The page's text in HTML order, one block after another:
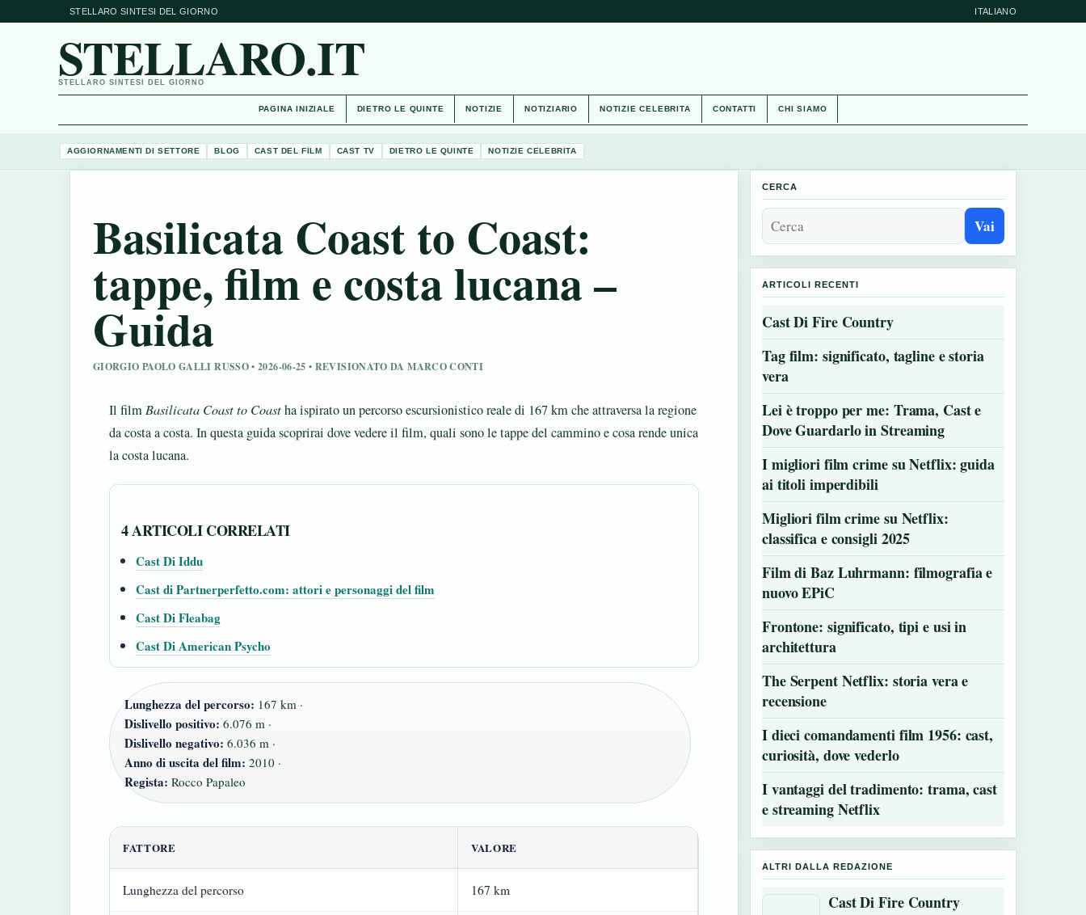
STELLARO SINTESI DEL GIORNO ITALIANO
STELLARO.IT
STELLARO SINTESI DEL GIORNO
PAGINA INIZIALE DIETRO LE QUINTE NOTIZIE NOTIZIARIO NOTIZIE CELEBRITA CONTATTI CHI SIAMO
AGGIORNAMENTI DI SETTORE BLOG CAST DEL FILM CAST TV DIETRO LE QUINTE NOTIZIE CELEBRITA
Basilicata Coast to Coast:
tappe, film e costa lucana –
Guida
GIORGIO PAOLO GALLI RUSSO • 2026-06-25 • REVISIONATO DA MARCO CONTI
Il film Basilicata Coast to Coastha ispirato un percorso escursionistico reale di 167 km che attraversa la regione
da costa a costa. In questa guida scoprirai dove vedere il film, quali sono le tappe del cammino e cosa rende unica
la costa lucana.
4 ARTICOLI CORRELATI
Cast Di Iddu
Cast di Partnerperfetto.com: attori e personaggi del film
Cast Di Fleabag
Cast Di American Psycho
Lunghezza del percorso: 167 km ·
Dislivello positivo: 6.076 m ·
Dislivello negativo: 6.036 m ·
Anno di uscita del film: 2010 ·
Regista: Rocco Papaleo
FATTORE VALORE
Lunghezza del percorso 167 km
CERCA
Vai
ARTICOLI RECENTI
Cast Di Fire Country
Tag film: significato, tagline e storia
vera
Lei è troppo per me: Trama, Cast e
Dove Guardarlo in Streaming
I migliori film crime su Netflix: guida
ai titoli imperdibili
Migliori film crime su Netflix:
classifica e consigli 2025
Film di Baz Luhrmann: filmografia e
nuovo EPiC
Frontone: significato, tipi e usi in
architettura
The Serpent Netflix: storia vera e
recensione
I dieci comandamenti film 1956: cast,
curiosità, dove vederlo
I vantaggi del tradimento: trama, cast
e streaming Netflix
ALTRI DALLA REDAZIONE
Cast Di Fire Country